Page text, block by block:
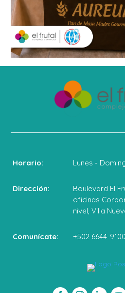
Horario: Lunes -
Dirección:
Boulevard El
oficinas
nivel, Villa
Comunícate: +502 6644-9100